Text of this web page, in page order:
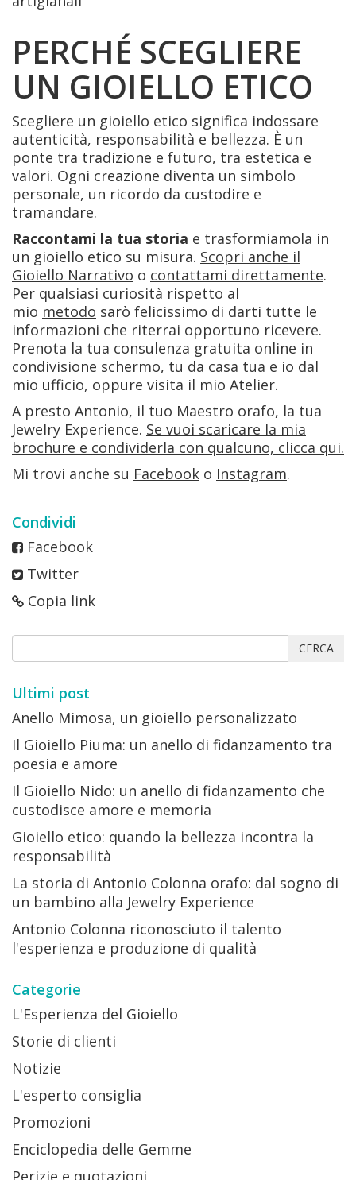
PERCHÉ SCEGLIERE
UN GIOIELLO ETICO
Scegliere un gioiello etico significa indossare
autenticità, responsabilità e bellezza. È un
ponte tra tradizione e futuro, tra estetica e
valori. Ogni creazione diventa un simbolo
personale, un ricordo da custodire e
tramandare.
Raccontami la tua storia e trasformiamola in
un gioiello etico su misura. Scopri anche il
Gioiello Narrativo o contattami direttamente.
Per qualsiasi curiosità rispetto al
mio metodo sarò felicissimo di darti tutte le
informazioni che riterrai opportuno ricevere.
Prenota la tua consulenza gratuita online in
condivisione schermo, tu da casa tua e io dal
mio ufficio, oppure visita il mio Atelier.
A presto Antonio, il tuo Maestro orafo, la tua
Jewelry Experience. Se vuoi scaricare la mia
brochure e condividerla con qualcuno, clicca qui.
Mi trovi anche su Facebook o Instagram.
Condividi
Facebook
Twitter
Copia link
CERCA
Ultimi post
Anello Mimosa, un gioiello personalizzato
Il Gioiello Piuma: un anello di fidanzamento tra
poesia e amore
Il Gioiello Nido: un anello di fidanzamento che
custodisce amore e memoria
Gioiello etico: quando la bellezza incontra la
responsabilità
La storia di Antonio Colonna orafo: dal sogno di
un bambino alla Jewelry Experience
Antonio Colonna riconosciuto il talento
l'esperienza e produzione di qualità
Categorie
L'Esperienza del Gioiello
Storie di clienti
Notizie
L'esperto consiglia
Promozioni
Enciclopedia delle Gemme
Perizie e quotazioni